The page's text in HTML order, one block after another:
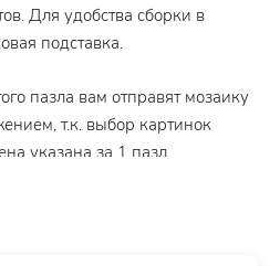
Для удобства сборки в
подставка.
пазла вам отправят мозаику
т.к. выбор картинок
указана за 1 пазл.